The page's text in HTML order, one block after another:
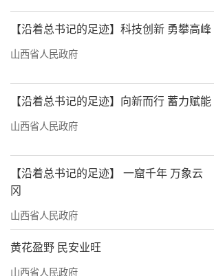
【沿着总书记的足迹】科技创新 勇攀高峰
山西省人民政府
【沿着总书记的足迹】向新而行 蓄力赋能
山西省人民政府
【沿着总书记的足迹】 一窟千年 万象云
冈
山西省人民政府
黄花盈野 民安业旺
山西省人民政府